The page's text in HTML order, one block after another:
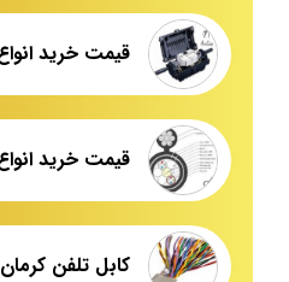
کابل تلفن کرمان ۲۰ زوج مرکز پخش